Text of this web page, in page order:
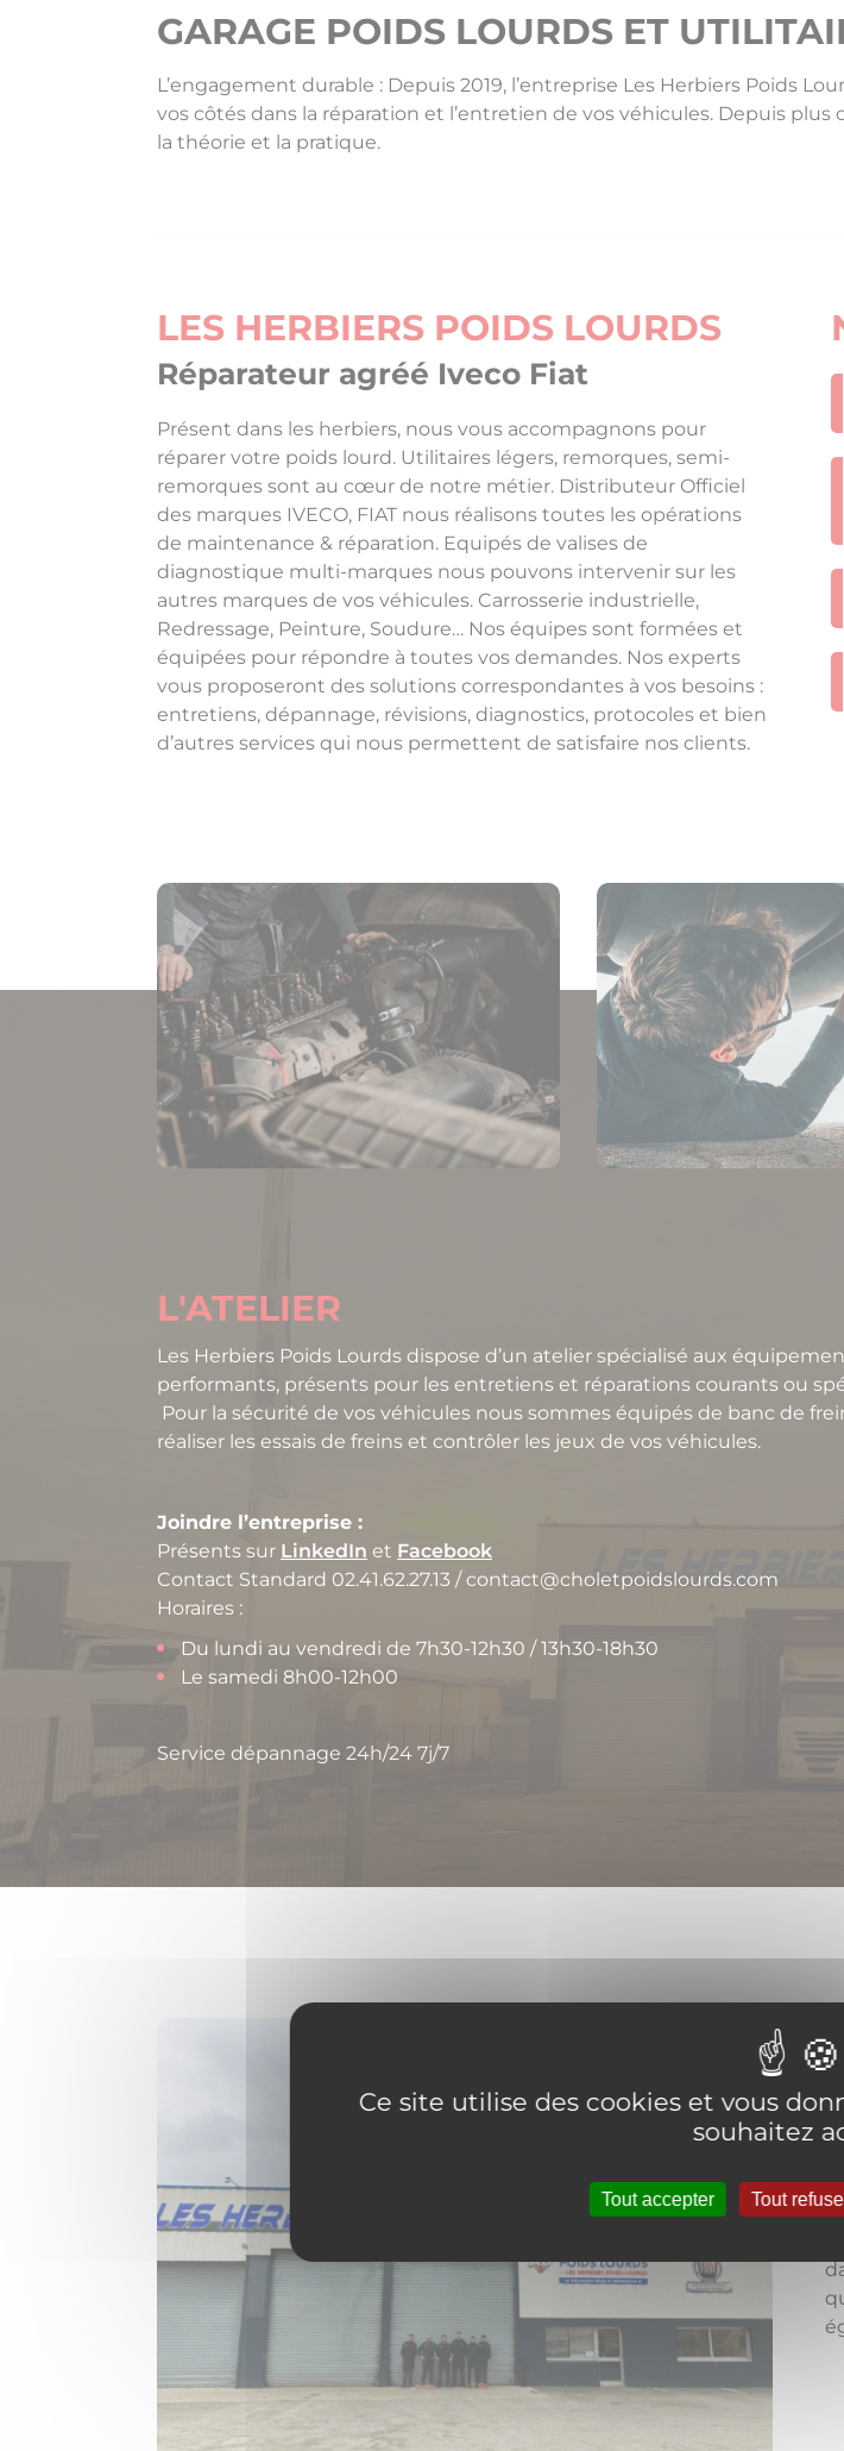
GARAGE POIDS LOURDS ET
L’engagement durable : Depuis 2019, l’entreprise Les Herbiers Poids
vos côtés dans la réparation et l’entretien de vos véhicules. Depuis
la théorie et la pratique.
LES HERBIERS POIDS LOURDS
Réparateur agréé Iveco Fiat
Présent dans les herbiers, nous vous accompagnons pour
réparer votre poids lourd. Utilitaires légers, remorques, semi-
remorques sont au cœur de notre métier. Distributeur Officiel
des marques IVECO, FIAT nous réalisons toutes les opérations
de maintenance & réparation. Equipés de valises de
diagnostique multi-marques nous pouvons intervenir sur les
autres marques de vos véhicules. Carrosserie industrielle,
Redressage, Peinture, Soudure… Nos équipes sont formées et
équipées pour répondre à toutes vos demandes. Nos experts
vous proposeront des solutions correspondantes à vos besoins :
entretiens, dépannage, révisions, diagnostics, protocoles et bien
d’autres services qui nous permettent de satisfaire nos clients.
L'ATELIER
Les Herbiers Poids Lourds dispose d’un atelier spécialisé aux
performants, présents pour les entretiens et réparations courants ou
Pour la sécurité de vos véhicules nous sommes équipés de banc de
réaliser les essais de freins et contrôler les jeux de vos véhicules.
Joindre l’entreprise :
Présents sur LinkedIn et Facebook
Contact Standard 02.41.62.27.13 / contact@choletpoidslourds.com
Horaires :
Du lundi au vendredi de 7h30-12h30 / 13h30-18h30
Le samedi 8h00-12h00
Service dépannage 24h/24 7j/7
Ce site utilise des cookies et vous
souhaitez
Tout accepter Tout